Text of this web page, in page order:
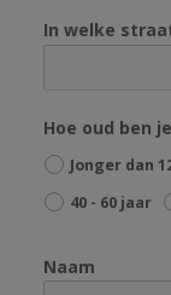
In welke
Hoe oud ben
Jonger dan
40 - 60 jaar
Naam